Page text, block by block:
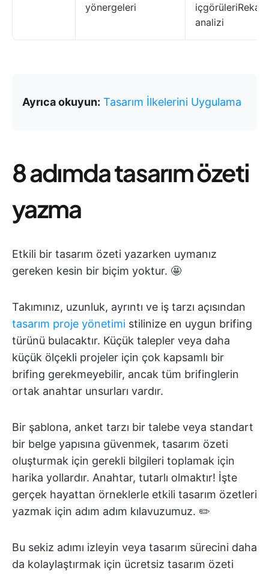
yönergeleri
analizi
Ayrıca okuyun: Tasarım İlkelerini Uygulama
8 adımda tasarım özeti
yazma
Etkili bir tasarım özeti yazarken uymanız
gereken kesin bir biçim yoktur. 🤩
Takımınız, uzunluk, ayrıntı ve iş tarzı açısından
tasarım proje yönetimi stilinize en uygun brifing
türünü bulacaktır. Küçük talepler veya daha
küçük ölçekli projeler için çok kapsamlı bir
brifing gerekmeyebilir, ancak tüm brifinglerin
ortak anahtar unsurları vardır.
Bir şablona, anket tarzı bir talebe veya standart
bir belge yapısına güvenmek, tasarım özeti
oluşturmak için gerekli bilgileri toplamak için
harika yollardır. Anahtar, tutarlı olmaktır! İşte
gerçek hayattan örneklerle etkili tasarım özetleri
yazmak için adım adım kılavuzumuz. ✏️
Bu sekiz adımı izleyin veya tasarım sürecini daha
da kolaylaştırmak için ücretsiz tasarım özeti